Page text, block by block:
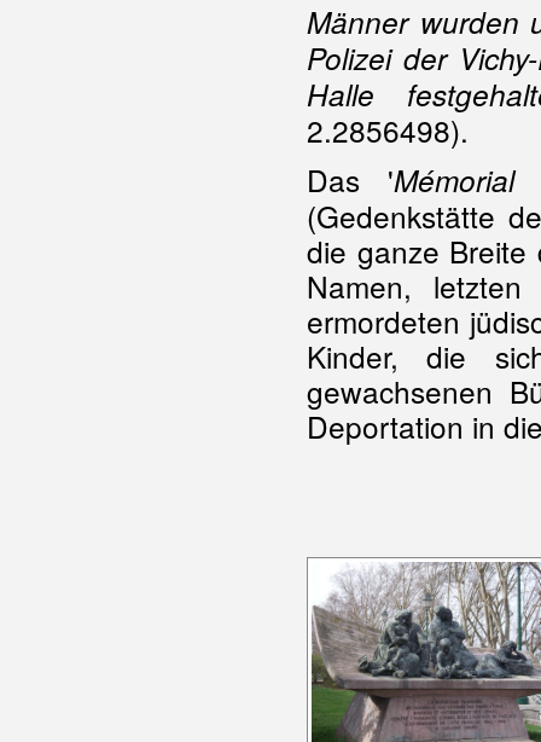
Männer wurden
Polizei der
Halle
2.2856498).
Das '
(Gedenkstätte
die ganze Breite
Namen,
ermordeten
Kinder, die
gewachsenen
Deportation in